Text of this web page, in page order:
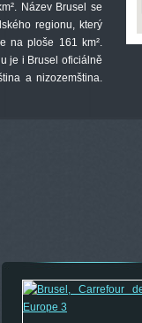
Název Brusel se
regionu, který
na ploše 161 km².
je i Brusel oficiálně
a nizozemština.